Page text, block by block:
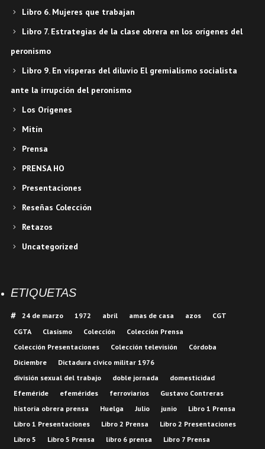
Libro 6. Mujeres que trabajan
Libro 7. Estrategias de la clase obrera en los orígenes del
peronismo
Libro 9. En vísperas del diluvio El gremialismo socialista
ante la irrupción del peronismo
Los Orígenes
Mitín
Prensa
PRENSA HO
Presentaciones
Reseñas Colección
Retazos
Uncategorized
ETIQUETAS
24 de marzo 1972 abril amas de casa azos
CGT
CGTA
Clasismo Colección
Colección Prensa
Colección Presentaciones
Colección televisión
Córdoba
Diciembre
Dictadura cívico militar 1976
división sexual del trabajo
doble jornada
domesticidad
Efeméride
efemérides ferroviarios
Gustavo Contreras
historia obrera prensa
Huelga Julio junio
Libro 1 Prensa
Libro 1 Presentaciones
Libro 2 Prensa
Libro 2 Presentaciones
Libro 5
Libro 5 Prensa libro 6 prensa
Libro 7 Prensa